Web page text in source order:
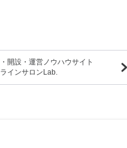
開設・運営ノウハウサイト
インサロンLab.